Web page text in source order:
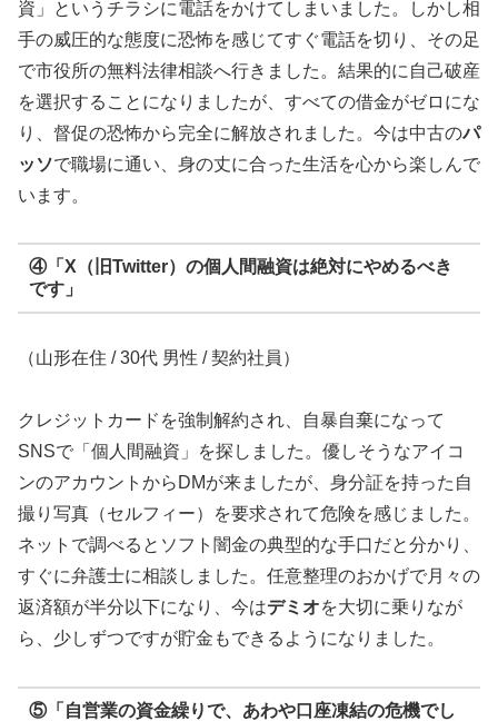
資」というチラシに電話をかけてしまいました。しかし相
手の威圧的な態度に恐怖を感じてすぐ電話を切り、その足
で市役所の無料法律相談へ行きました。結果的に自己破産
を選択することになりましたが、すべての借金がゼロにな
り、督促の恐怖から完全に解放されました。今は中古のパ
ッソで職場に通い、身の丈に合った生活を心から楽しんで
います。
④「X（旧Twitter）の個人間融資は絶対にやめるべき
です」
（山形在住 / 30代 男性 / 契約社員）
クレジットカードを強制解約され、自暴自棄になって
SNSで「個人間融資」を探しました。優しそうなアイコ
ンのアカウントからDMが来ましたが、身分証を持った自
撮り写真（セルフィー）を要求されて危険を感じました。
ネットで調べるとソフト闇金の典型的な手口だと分かり、
すぐに弁護士に相談しました。任意整理のおかげで月々の
返済額が半分以下になり、今はデミオを大切に乗りなが
ら、少しずつですが貯金もできるようになりました。
⑤「自営業の資金繰りで、あわや口座凍結の危機でし